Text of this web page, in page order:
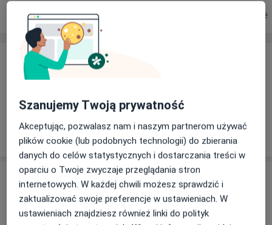
Usługi i ceny Opinie
Usługi i ceny
Ten lekarz nie dodał jeszcze informacji o usługach i
cenach.
Adres
Prywatny Gabinet Stomatologiczny
Szanujemy Twoją prywatność
Akceptując, pozwalasz nam i naszym partnerom używać
plików cookie (lub podobnych technologii) do zbierania
danych do celów statystycznych i dostarczania treści w
oparciu o Twoje zwyczaje przeglądania stron
internetowych. W każdej chwili możesz sprawdzić i
zaktualizować swoje preferencje w ustawieniach. W
ustawieniach znajdziesz również linki do polityk